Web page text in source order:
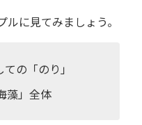
に見てみましょう。
の「のり」
藻」全体